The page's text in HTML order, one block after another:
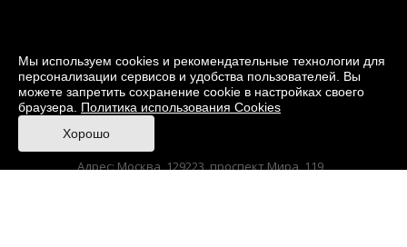
© 2026 Музей кино
При поддержке Министерства культуры РФ
Адрес: Москва, 129223, проспект Мира, 119,
Мы используем cookies и рекомендательные технологии для
персонализации сервисов и удобства пользователей. Вы
можете запретить сохранение cookie в настройках своего
браузера. Политика использования Cookies
Хорошо